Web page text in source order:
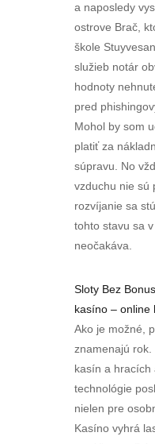
a naposledy
ostrove Brač,
škole
služieb notár
hodnoty
pred
Mohol by som
platiť za
súpravu. No
vzduchu nie sú
rozvíjanie sa
tohto stavu sa
neočakáva.
Sloty Bez
kasíno – online
Ako je možné,
znamenajú
kasín a hracích
technológie
nielen pre
Kasíno vyhrá